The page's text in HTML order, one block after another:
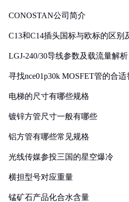
CONOSTAN公司简介
C13和C14插头国标与欧标的区别
LGJ-240/30导线参数及载流量解析
寻找nce01p30k MOSFET管的合
电梯的尺寸有哪些规格
镀锌方管尺寸一般有哪些
铝方管有哪些常见规格
光线传媒参投三国的星空爆冷
横担型号对应重量
锰矿石产品化合水含量